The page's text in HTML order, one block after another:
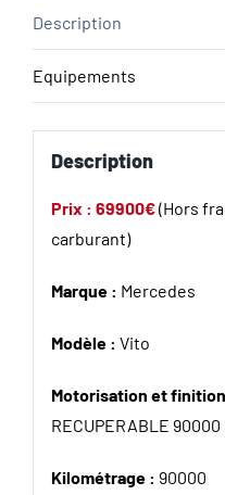
Description
Equipements
Description
Prix : 69900€(Hors
carburant)
Marque : Mercedes
Modèle : Vito
Motorisation et
RECUPERABLE 90000
Kilométrage : 90000